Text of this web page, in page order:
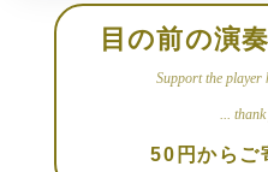
目の前の演
Support the player
...
50円からご